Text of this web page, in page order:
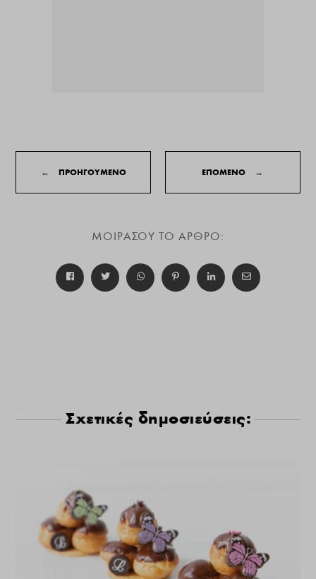
← ΠΡΟΗΓΟΥΜΕΝΟ ΕΠΟΜΕΝΟ →
ΜΟΙΡΑΣΟΥ ΤΟ ΑΡΘΡΟ:
Σχετικές δημοσιεύσεις: